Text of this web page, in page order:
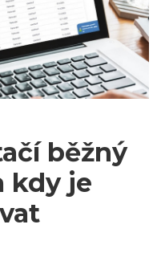
běžný
kdy je